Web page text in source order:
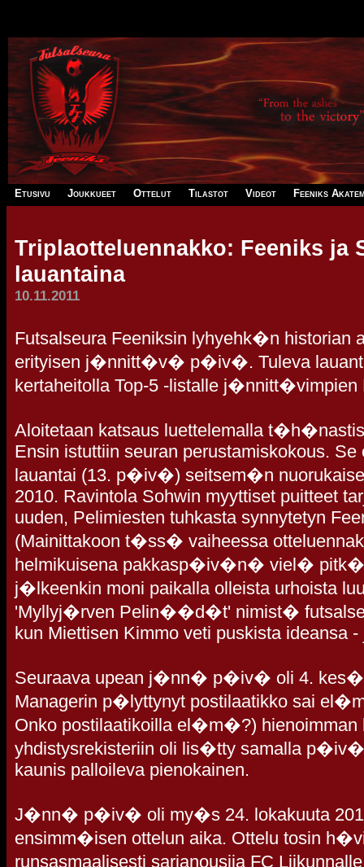
Etusivu Joukkueet Ottelut Tilastot Videot Feeniks
Triplaotteluennakko: Feeniks ja
lauantaina
10.11.2011
Futsalseura Feeniksin lyhyehk�n historian
erityisen j�nnitt�v� p�iv�. Tuleva
kertaheitolla Top-5 -listalle
Aloitetaan katsaus luettelemalla
Ensin istuttiin seuran perustamiskokous.
lauantai (13. p�iv�) seitsem�n
2010. Ravintola Sohwin myyttiset puitteet
uuden, Pelimiesten tuhkasta synnytetyn
(Mainittakoon t�ss� vaiheessa
helmikuisena pakkasp�iv�n� viel�
j�lkeenkin moni paikalla olleista urhoista
'Myllyj�rven Pelin��d�t' nimist�
kun Miettisen Kimmo veti puskista ideansa
Seuraava upean j�nn� p�iv� oli 4.
Managerin p�lyttynyt postilaatikko sai
Onko postilaatikoilla el�m�?) hienoimman
yhdistysrekisteriin oli lis�tty samalla
kaunis palloileva pienokainen.
J�nn� p�iv� oli my�s 24. lokakuuta
ensimm�isen ottelun aika. Ottelu tosin
runsasmaalisesti sarjanousija FC